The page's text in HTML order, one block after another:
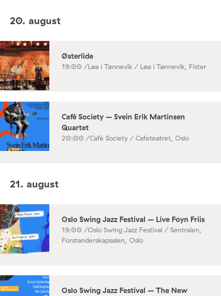
20. august
Østerlide
19:00 /Løa i Tønnevik / Løa i Tønnevik, Fister
Café Society – Svein Erik Martinsen
Quartet
20:00 /Café Society / Cafeteatret, Oslo
21. august
Oslo Swing Jazz Festival – Live Foyn Friis
19:00 /Oslo Swing Jazz Festival / Sentralen,
Forstanderskapsalen, Oslo
Oslo Swing Jazz Festival – The New